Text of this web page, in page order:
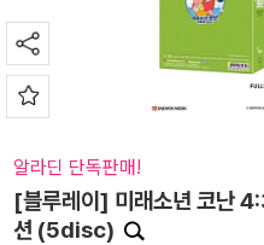
알라딘 단독판매!
[블루레이] 미래소년 코난
션 (5disc)